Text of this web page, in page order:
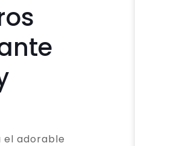
el adorable